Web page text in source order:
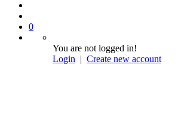
0
You are not logged in!
Login | Create new account